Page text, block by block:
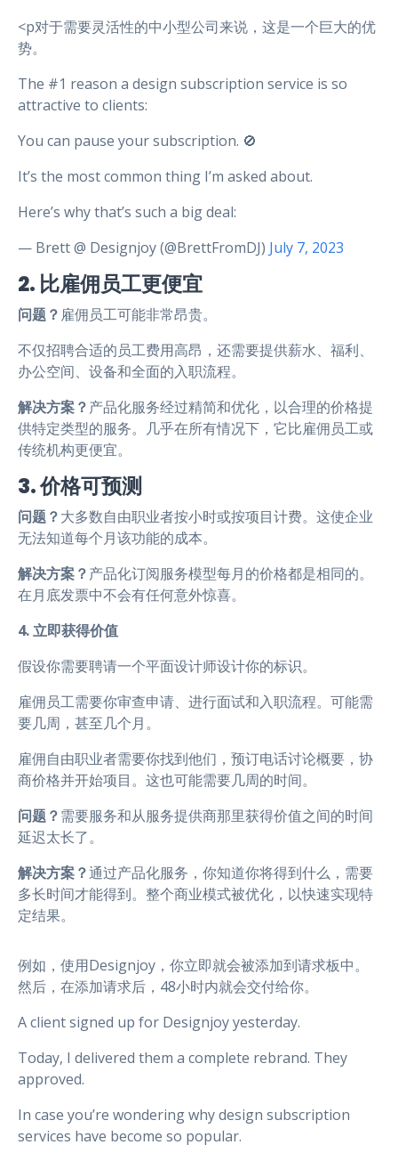
<p对于需要灵活性的中小型公司来说，这是一个巨大的优
势。
The #1 reason a design subscription service is so
attractive to clients:
You can pause your subscription. 🚫
It’s the most common thing I’m asked about.
Here’s why that’s such a big deal:
— Brett @ Designjoy (@BrettFromDJ) July 7, 2023
2. 比雇佣员工更便宜
问题？ 雇佣员工可能非常昂贵。
不仅招聘合适的员工费用高昂，还需要提供薪水、福利、
办公空间、设备和全面的入职流程。
解决方案？产品化服务经过精简和优化，以合理的价格提
供特定类型的服务。几乎在所有情况下，它比雇佣员工或
传统机构更便宜。
3. 价格可预测
问题？大多数自由职业者按小时或按项目计费。这使企业
无法知道每个月该功能的成本。
解决方案？产品化订阅服务模型每月的价格都是相同的。
在月底发票中不会有任何意外惊喜。
4. 立即获得价值
假设你需要聘请一个平面设计师设计你的标识。
雇佣员工需要你审查申请、进行面试和入职流程。可能需
要几周，甚至几个月。
雇佣自由职业者需要你找到他们，预订电话讨论概要，协
商价格并开始项目。这也可能需要几周的时间。
问题？需要服务和从服务提供商那里获得价值之间的时间
延迟太长了。
解决方案？通过产品化服务，你知道你将得到什么，需要
多长时间才能得到。整个商业模式被优化，以快速实现特
定结果。
例如，使用Designjoy，你立即就会被添加到请求板中。
然后，在添加请求后，48小时内就会交付给你。
A client signed up for Designjoy yesterday.
Today, I delivered them a complete rebrand. They
approved.
In case you’re wondering why design subscription
services have become so popular.